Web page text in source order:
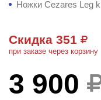
Ножки Cezares Leg
Скидка 351
при заказе через корзину
3 900